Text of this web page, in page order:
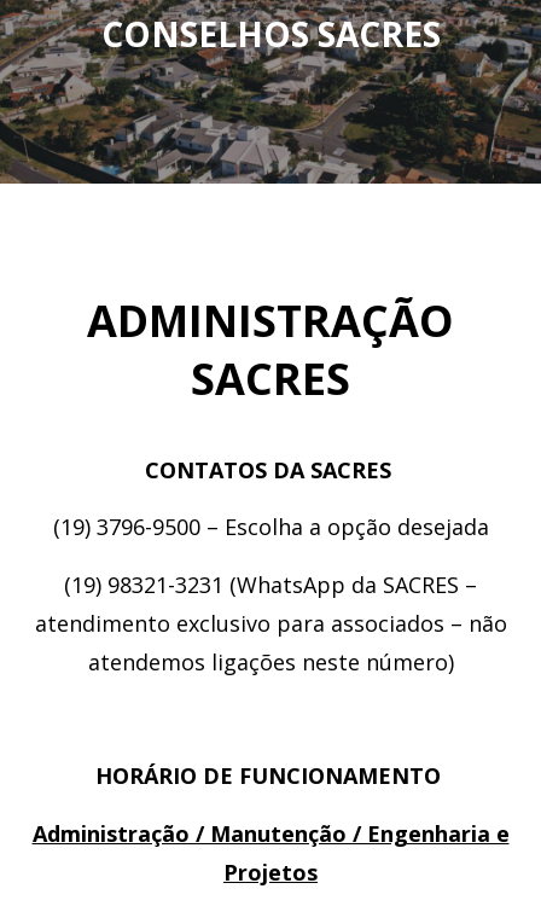
CONSELHOS SACRES
Informações sobre os Conselhos da SACRES
SAIBA MAIS
ADMINISTRAÇÃO
SACRES
CONTATOS DA SACRES
(19) 3796-9500 – Escolha a opção desejada
(19) 98321-3231 (WhatsApp da SACRES –
atendimento exclusivo para associados – não
atendemos ligações neste número)
HORÁRIO DE FUNCIONAMENTO
Administração / Manutenção / Engenharia e
Projetos